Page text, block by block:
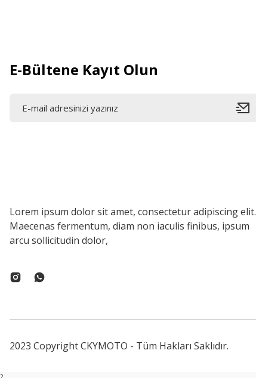
E-Bültene Kayıt Olun
Lorem ipsum dolor sit amet, consectetur adipiscing elit.
Maecenas fermentum, diam non iaculis finibus, ipsum
arcu sollicitudin dolor,
2023 Copyright CKYMOTO - Tüm Hakları Saklıdır.